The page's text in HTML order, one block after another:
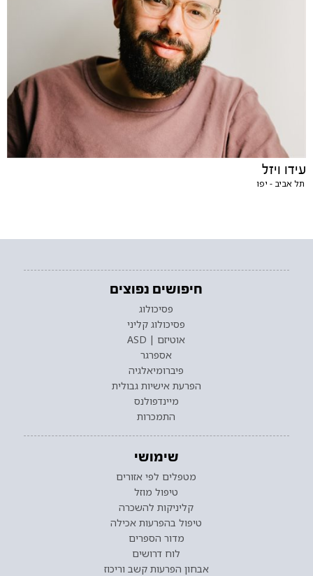
עידו ויזל
תל אביב - יפו
חיפושים נפוצים
פסיכולוג
פסיכולוג קליני
אוטיזם | ASD
אספרגר
פיברומיאלגיה
הפרעת אישיות גבולית
מיינדפולנס
התמכרות
שימושי
מטפלים לפי אזורים
טיפול מוזל
קליניקות להשכרה
טיפול בהפרעות אכילה
מדור הספרים
לוח דרושים
אבחון הפרעות קשב וריכוז